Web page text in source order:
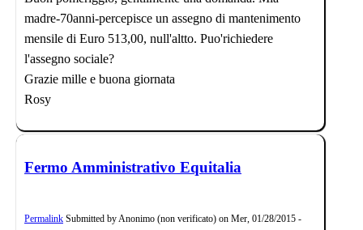
madre-70anni-percepisce un assegno di mantenimento
mensile di Euro 513,00, null'altto. Puo'richiedere
l'assegno sociale?
Grazie mille e buona giornata
Rosy
Fermo Amministrativo Equitalia
Permalink Submitted byAnonimo (non verificato) on Mer, 01/28/2015 -